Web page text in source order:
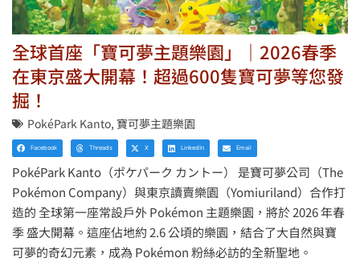
全球首座「寶可夢主題樂園」｜2026春季
在東京盛大開幕！超過600隻寶可夢等您發
掘！
PokéPark Kanto, 寶可夢主題樂園
Facebook Threads X LinkedIn Email
PokéPark Kanto（ポケパーク カントー） 是寶可夢公司（The
Pokémon Company）與東京讀賣樂園（Yomiuriland）合作打
造的 全球第一座常設戶外 Pokémon 主題樂園，將於 2026 年春
季 盛大開幕。這座佔地約 2.6 公頃的樂園，結合了大自然與寶
可夢的奇幻元素，成為 Pokémon 粉絲必訪的全新聖地。